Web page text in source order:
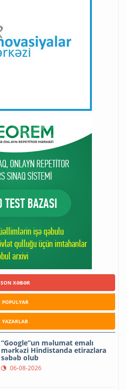
SON XƏBƏR
POPULYAR
YAZARLAR
“Google”un məlumat emalı
mərkəzi Hindistanda etirazlara
səbəb olub
06-08-2026